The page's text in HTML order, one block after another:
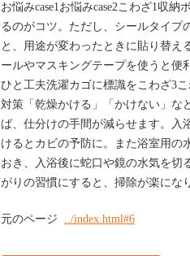
お悩みcase1お悩みcase2こわざ1収
るのがコツ。ただし、シールタイプ
と、用途が変わったときに貼り替え
ールやマスキングテープを使うと便
ひと工夫洗濯カゴに標識をこわざ3
対策「乾燥かける」「かけない」な
ば、仕分けの手間が減らせます。入
けるとカビの予防に。また浴室用の
おき、入浴後に蛇口や鏡の水気を切
がりの習慣にすると、掃除が楽にな
元のページ ../index.html#6